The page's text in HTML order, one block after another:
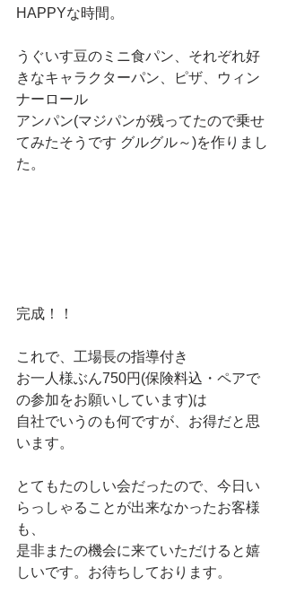
HAPPYな時間。
うぐいす豆のミニ食パン、それぞれ好
きなキャラクターパン、ピザ、ウィン
ナーロール
アンパン(マジパンが残ってたので乗せ
てみたそうです グルグル～)を作りまし
た。
完成！！
これで、工場長の指導付き
お一人様ぶん750円(保険料込・ペアで
の参加をお願いしています)は
自社でいうのも何ですが、お得だと思
います。
とてもたのしい会だったので、今日い
らっしゃることが出来なかったお客様
も、
是非またの機会に来ていただけると嬉
しいです。お待ちしております。